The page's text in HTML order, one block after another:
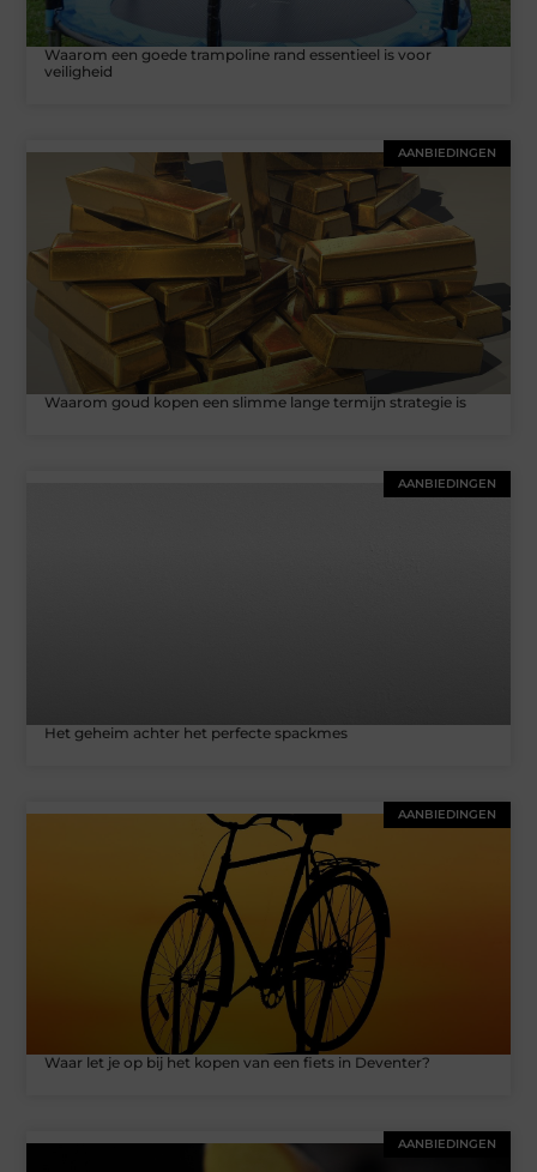
Waarom een goede trampoline rand essentieel is voor
veiligheid
AANBIEDINGEN
Waarom goud kopen een slimme lange termijn strategie is
AANBIEDINGEN
Het geheim achter het perfecte spackmes
AANBIEDINGEN
Waar let je op bij het kopen van een fiets in Deventer?
AANBIEDINGEN